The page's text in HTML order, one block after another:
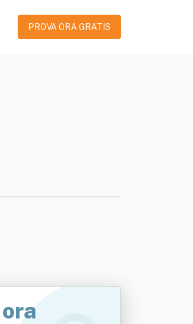
PROVA ORA GRATIS